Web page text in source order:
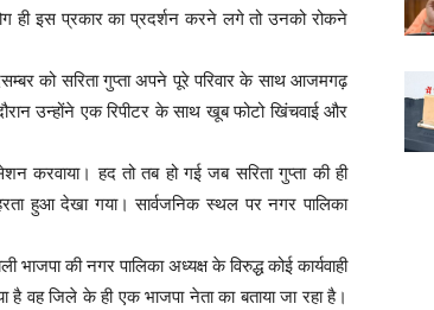
ही इस प्रकार का प्रदर्शन करने लगे तो उनको रोकने
को सरिता गुप्ता अपने पूरे परिवार के साथ आजमगढ़
उन्होंने एक रिपीटर के साथ खूब फोटो खिंचवाई और
करवाया। हद तो तब हो गई जब सरिता गुप्ता की ही
हुआ देखा गया। सार्वजनिक स्थल पर नगर पालिका
की नगर पालिका अध्यक्ष के विरुद्ध कोई कार्यवाही
है वह जिले के ही एक भाजपा नेता का बताया जा रहा है।